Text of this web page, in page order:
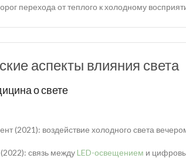
перехода от теплого к холодному
аспекты влияния света
о свете
(2021): воздействие холодного света
связь междуLED-освещением и